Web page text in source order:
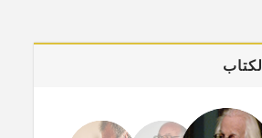
الكتاب